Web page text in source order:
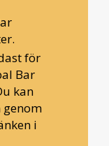
för
Bar
kan
i